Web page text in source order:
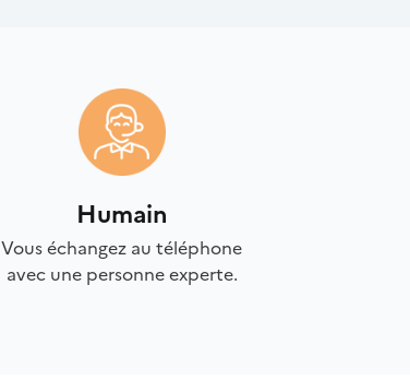
Humain
Vous échangez au téléphone
avec une personne experte.